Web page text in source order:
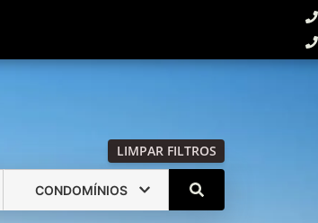
LIMPAR FILTROS
CONDOMÍNIOS